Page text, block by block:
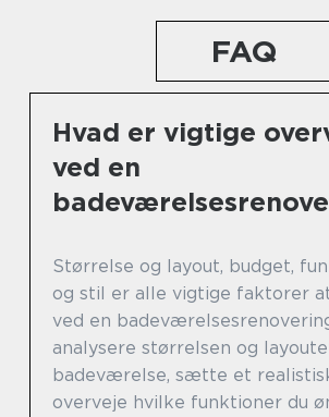
FAQ
Hvad er vigtige
ved en
Størrelse og layout, budget,
og stil er alle vigtige faktorer
ved en
analysere størrelsen og
badeværelse, sætte et
overveje hvilke funktioner du